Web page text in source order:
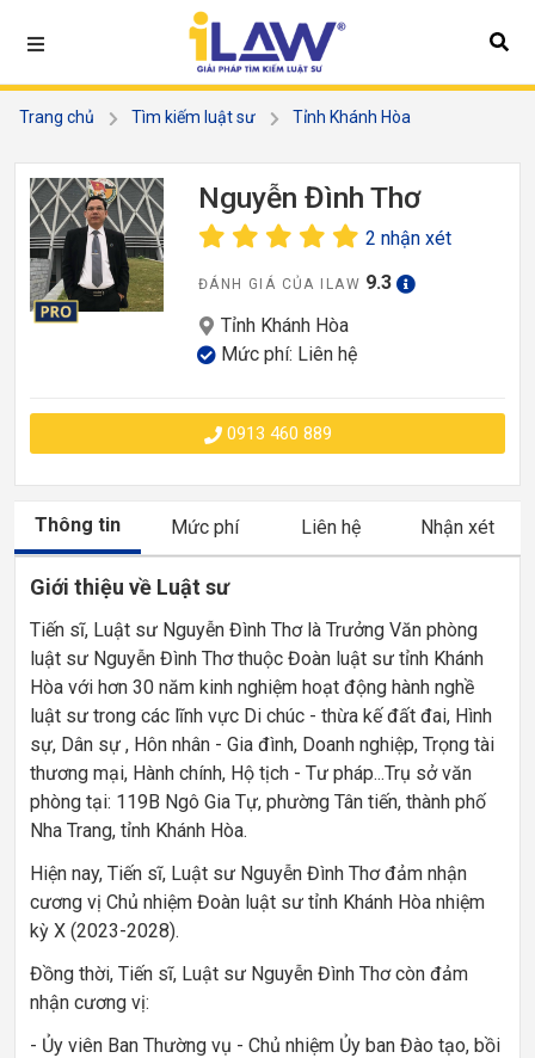
Trang chủ Tìm kiếm luật sư
Tỉnh Khánh Hòa
Nguyễn Đình Thơ
2 nhận xét
ĐÁNH GIÁ CỦA ILAW 9.3
Tỉnh Khánh Hòa
Mức phí: Liên hệ
0913 460 889
Thông tin Mức phí Liên hệ Nhận xét
Giới thiệu về Luật sư
Tiến sĩ, Luật sư Nguyễn Đình Thơ là Trưởng Văn phòng
luật sư Nguyễn Đình Thơ thuộc Đoàn luật sư tỉnh Khánh
Hòa với hơn 30 năm kinh nghiệm hoạt động hành nghề
luật sư trong các lĩnh vực Di chúc - thừa kế đất đai, Hình
sự, Dân sự , Hôn nhân - Gia đình, Doanh nghiệp, Trọng tài
thương mại, Hành chính, Hộ tịch - Tư pháp...Trụ sở văn
phòng tại: 119B Ngô Gia Tự, phường Tân tiến, thành phố
Nha Trang, tỉnh Khánh Hòa.
Hiện nay, Tiến sĩ, Luật sư Nguyễn Đình Thơ đảm nhận
cương vị Chủ nhiệm Đoàn luật sư tỉnh Khánh Hòa nhiệm
kỳ X (2023-2028).
Đồng thời, Tiến sĩ, Luật sư Nguyễn Đình Thơ còn đảm
nhận cương vị:
- Ủy viên Ban Thường vụ - Chủ nhiệm Ủy ban Đào tạo, bồi